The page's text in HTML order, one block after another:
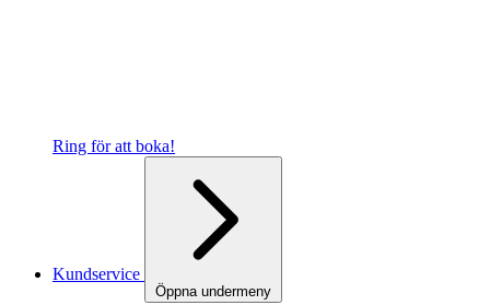
Ring för att boka!
Kundservice
Öppna undermeny